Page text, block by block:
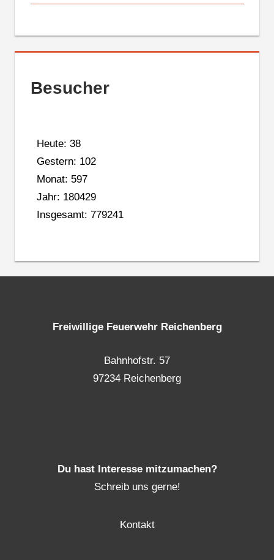
Besucher
Heute: 38
Gestern: 102
Monat: 597
Jahr: 180429
Insgesamt: 779241
Freiwillige Feuerwehr Reichenberg
Bahnhofstr. 57
97234 Reichenberg
Du hast Interesse mitzumachen?
Schreib uns gerne!
Kontakt